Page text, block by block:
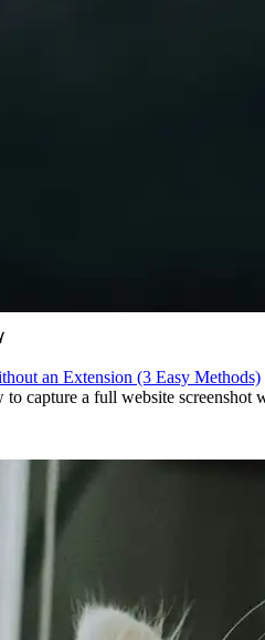
٧
an Extension (3 Easy Methods)
capture a full website